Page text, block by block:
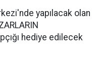
yapılacak olan
hediye edilecek